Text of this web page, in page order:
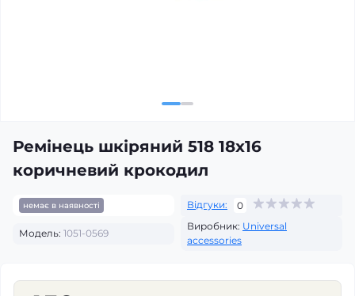
Ремінець шкіряний 518 18x16
коричневий крокодил
немає в наявності Відгуки: 0
Модель: 1051-0569
Виробник: Universal
accessories